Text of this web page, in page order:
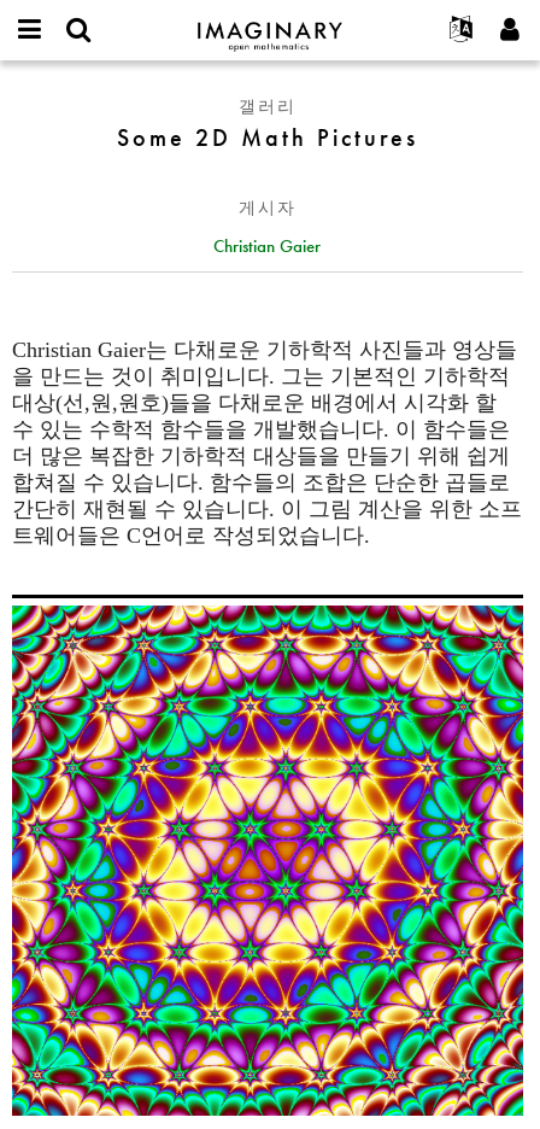
IMAGINARY
open
Français
Deutsch
Español
Türkçe
Programs
Galleries
Hands-On
Texts
나머지 보기...
프로젝트
참가하기
가입하기
갤러리
Some 2D Math Pictures
게시자
Christian Gaier
Christian Gaier는 다채로운 기하학적 사진들과 영상들
을 만드는 것이 취미입니다. 그는 기본적인 기하학적
대상(선,원,원호)들을 다채로운 배경에서 시각화 할
수 있는 수학적 함수들을 개발했습니다. 이 함수들은
더 많은 복잡한 기하학적 대상들을 만들기 위해 쉽게
합쳐질 수 있습니다. 함수들의 조합은 단순한 곱들로
간단히 재현될 수 있습니다. 이 그림 계산을 위한 소프
트웨어들은 C언어로 작성되었습니다.